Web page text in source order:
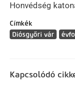
Honvédség
Címkék
Diósgyőri vár
Kapcsolódó